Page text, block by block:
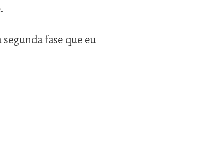
fase que eu